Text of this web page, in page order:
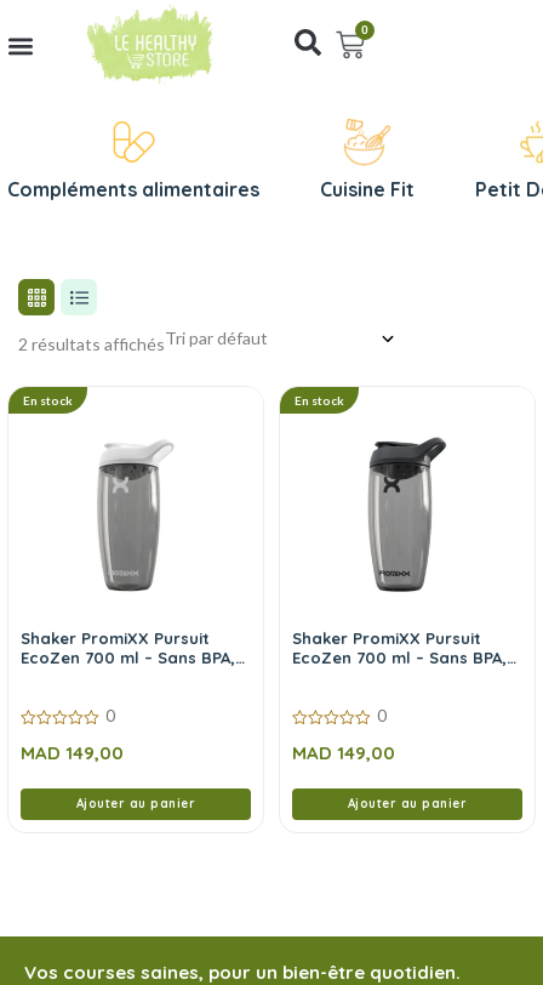
0
Compléments alimentaires Cuisine Fit Petit
2 résultats affichés
En stock
Shaker PromiXX Pursuit
EcoZen 700 ml – Sans BPA,
sur
0
MAD 149,00
Ajouter au panier
En stock
Shaker PromiXX Pursuit
EcoZen 700 ml – Sans BPA,
sur
0
MAD 149,00
Ajouter au panier
Vos courses saines, pour un bien-être quotidien.